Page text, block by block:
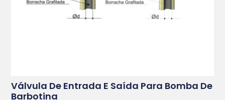
Válvula De Entrada E Saída Para Bomba De
Barbotina